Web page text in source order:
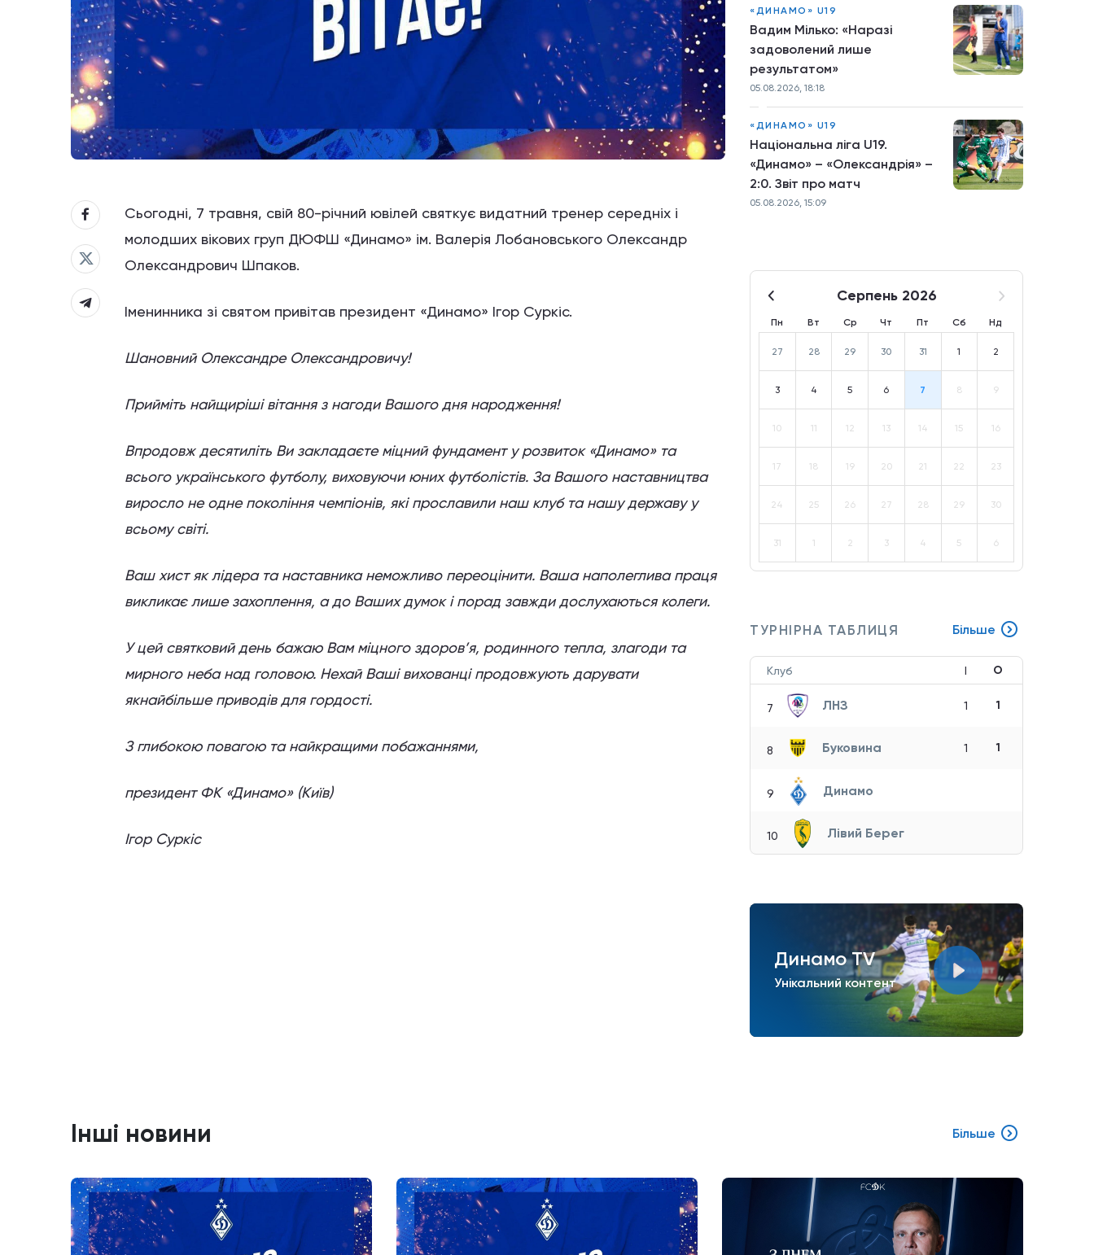
Сьогодні, 7 травня, свій 80-річний ювілей святкує видатний тренер середніх і
молодших вікових груп ДЮФШ «Динамо» ім. Валерія Лобановського Олександр
Олександрович Шпаков.
Іменинника зі святом привітав президент «Динамо» Ігор Суркіс.
Шановний Олександре Олександровичу!
Прийміть найщиріші вітання з нагоди Вашого дня народження!
Впродовж десятиліть Ви закладаєте міцний фундамент у розвиток «Динамо» та
всього українського футболу, виховуючи юних футболістів. За Вашого наставництва
виросло не одне покоління чемпіонів, які прославили наш клуб та нашу державу у
всьому світі.
Ваш хист як лідера та наставника неможливо переоцінити. Ваша наполеглива праця
викликає лише захоплення, а до Ваших думок і порад завжди дослухаються колеги.
У цей святковий день бажаю Вам міцного здоров’я, родинного тепла, злагоди та
мирного неба над головою. Нехай Ваші вихованці продовжують дарувати
якнайбільше приводів для гордості.
З глибокою повагою та найкращими побажаннями,
президент ФК «Динамо» (Київ)
Ігор Суркіс
«ДИНАМО» U19
Вадим Мілько: «Наразі
задоволений лише
результатом»
05.08.2026, 18:18
«ДИНАМО» U19
Національна ліга U19.
«Динамо» – «Олександрія» –
2:0. Звіт про матч
05.08.2026, 15:09
Серпень 2026
Пн Вт Ср Чт Пт Сб Нд
27 28 29 30 31 1 2
3 4 5 6 7 8 9
10 11 12 13 14 15 16
17 18 19 20 21 22 23
24 25 26 27 28 29 30
31 1 2 3 4 5 6
ТУРНІРНА ТАБЛИЦЯ Більше
Клуб І О
7 ЛНЗ 1 1
8 Буковина 1 1
9 Динамо
10 Лівий Берег
Динамо TV
Унікальний контент
Інші новини Більше